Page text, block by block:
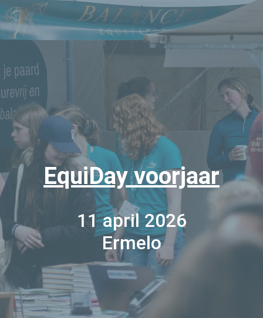
EquiDay voorjaar
11 april 2026
Ermelo